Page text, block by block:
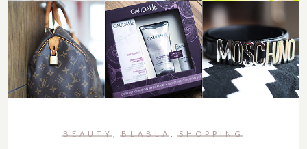
BEAUTY BLABLA SHOPPING